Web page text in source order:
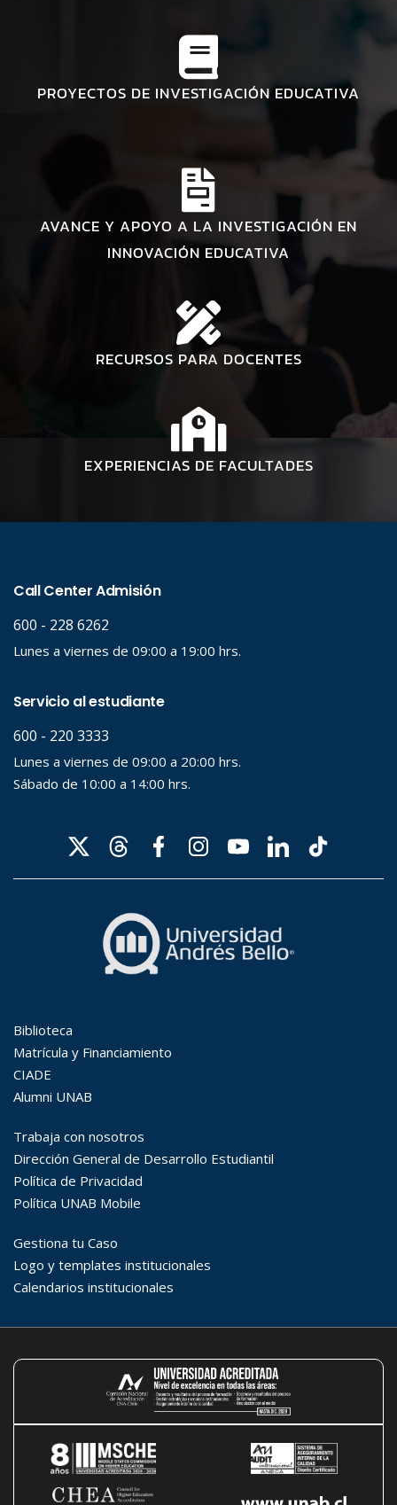
PROYECTOS DE INVESTIGACIÓN EDUCATIVA
AVANCE Y APOYO A LA INVESTIGACIÓN EN
INNOVACIÓN EDUCATIVA
RECURSOS PARA DOCENTES
EXPERIENCIAS DE FACULTADES